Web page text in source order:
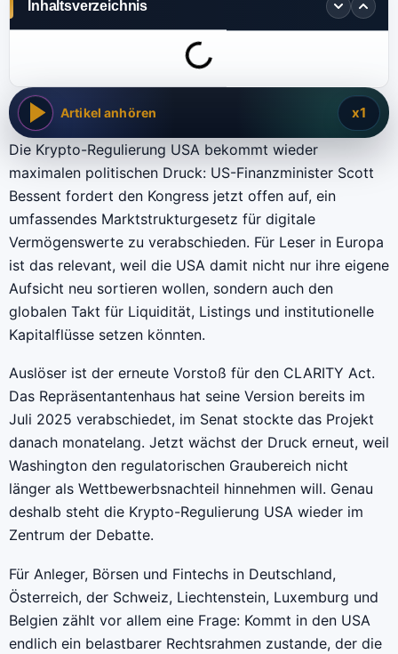
Inhaltsverzeichnis
Artikel anhören x1
Die Krypto-Regulierung USA bekommt wieder
maximalen politischen Druck: US-Finanzminister Scott
Bessent fordert den Kongress jetzt offen auf, ein
umfassendes Marktstrukturgesetz für digitale
Vermögenswerte zu verabschieden. Für Leser in Europa
ist das relevant, weil die USA damit nicht nur ihre eigene
Aufsicht neu sortieren wollen, sondern auch den
globalen Takt für Liquidität, Listings und institutionelle
Kapitalflüsse setzen könnten.
Auslöser ist der erneute Vorstoß für den CLARITY Act.
Das Repräsentantenhaus hat seine Version bereits im
Juli 2025 verabschiedet, im Senat stockte das Projekt
danach monatelang. Jetzt wächst der Druck erneut, weil
Washington den regulatorischen Graubereich nicht
länger als Wettbewerbsnachteil hinnehmen will. Genau
deshalb steht die Krypto-Regulierung USA wieder im
Zentrum der Debatte.
Für Anleger, Börsen und Fintechs in Deutschland,
Österreich, der Schweiz, Liechtenstein, Luxemburg und
Belgien zählt vor allem eine Frage: Kommt in den USA
endlich ein belastbarer Rechtsrahmen zustande, der die